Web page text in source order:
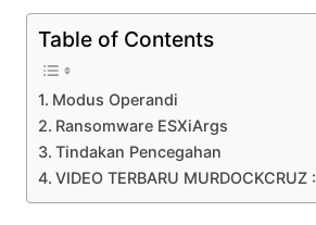
Table of Contents
Modus Operandi
Ransomware ESXiArgs
Tindakan Pencegahan
VIDEO TERBARU MURDOCKCRUZ :